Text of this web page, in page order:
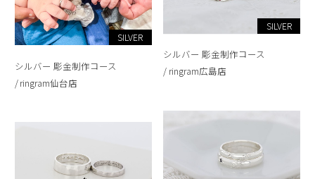
SILVER
シルバー 彫金制作コース
ringram仙台店
SILVER
シルバー 彫金制作コース
ringram広島店